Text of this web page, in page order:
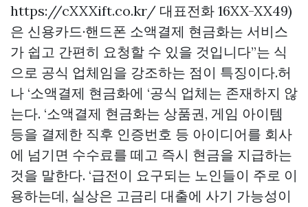
https://cXXXift.co.kr/ 대표전화 16XX-XX49)
은 신용카드·핸드폰 소액결제 현금화는 서비스
가 쉽고 간편히 요청할 수 있을 것입니다”는 식
으로 공식 업체임을 강조하는 점이 특징이다.허
나 ‘소액결제 현금화에 ‘공식 업체는 존재하지 않
는다. ‘소액결제 현금화는 상품권, 게임 아이템
등을 결제한 직후 인증번호 등 아이디어를 회사
에 넘기면 수수료를 떼고 즉시 현금을 지급하는
것을 말한다. ‘급전이 요구되는 노인들이 주로 이
용하는데, 실상은 고금리 대출에 사기 가능성이